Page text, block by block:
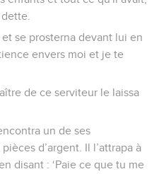
se prosterna devant lui en
envers moi et je te
de ce serviteur le laissa
un de ses
d’argent. Il l’attrapa à
disant : ‘Paie ce que tu me